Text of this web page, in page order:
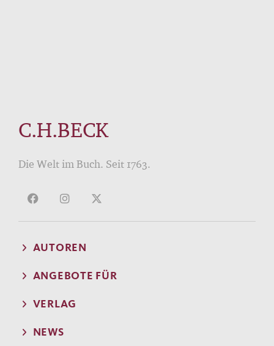
C.H.BECK
Die Welt im Buch. Seit 1763.
AUTOREN
ANGEBOTE FÜR
VERLAG
NEWS